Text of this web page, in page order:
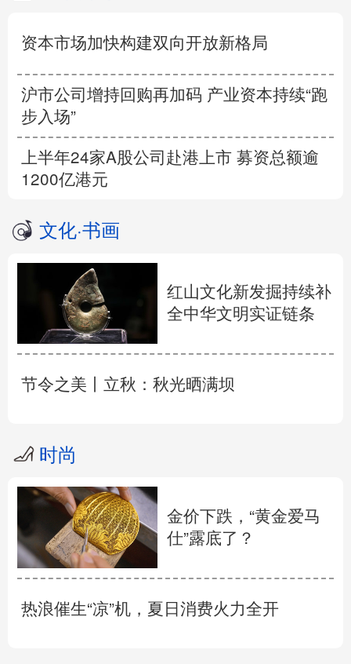
资本市场加快构建双向开放新格局
沪市公司增持回购再加码 产业资本持续“跑
步入场”
上半年24家A股公司赴港上市 募资总额逾
1200亿港元
文化·书画
红山文化新发掘持续补
全中华文明实证链条
节令之美丨立秋：秋光晒满坝
时尚
金价下跌，“黄金爱马
仕”露底了？
热浪催生“凉”机，夏日消费火力全开